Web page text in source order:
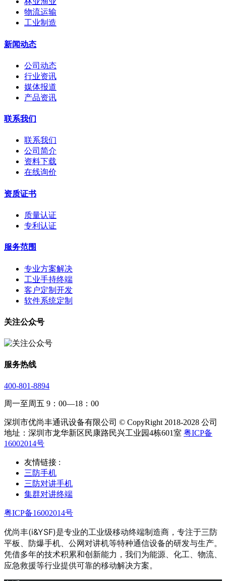
物流运输
工业制造
新闻动态
公司动态
行业资讯
媒体报道
产品资讯
联系我们
联系我们
公司简介
资料下载
在线询价
资质证书
质量认证
专利认证
服务范围
专业方案解决
工业手持终端
客户定制开发
软件系统定制
关注公众号
服务热线
400-801-8894
周一至周五 9：00—18：00
深圳市优尚丰通讯设备有限公司 © CopyRight 2018-2028 公司
地址：深圳市龙华新区民康路民兴工业园4栋601室 粤ICP备
16002014号
友情链接 :
三防手机
三防对讲手机
集群对讲终端
粤ICP备16002014号
优尚丰(i&YSF)是专业的工业级移动终端制造商，专注于三防
平板、防爆手机、公网对讲机等特种通信设备的研发与生产。
凭借多年的技术积累和创新能力，我们为能源、化工、物流、
应急救援等行业提供可靠的移动解决方案。